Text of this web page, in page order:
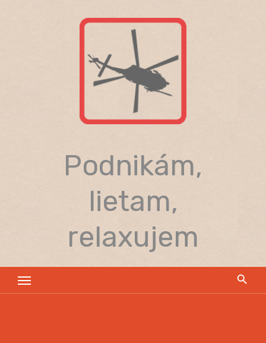
Podnikám,
lietam,
relaxujem